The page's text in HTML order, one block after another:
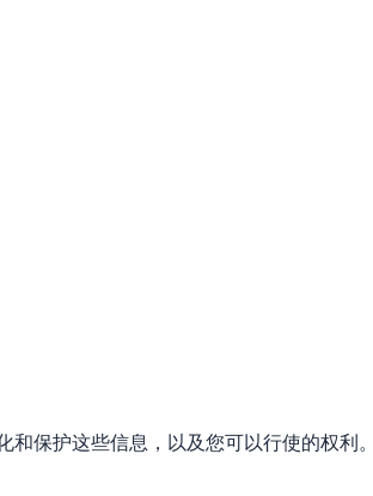
保护这些信息，以及您可以行使的权利。